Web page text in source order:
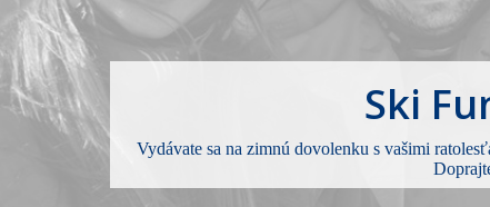
Ski
Vydávate sa na zimnú dovolenku s vašimi